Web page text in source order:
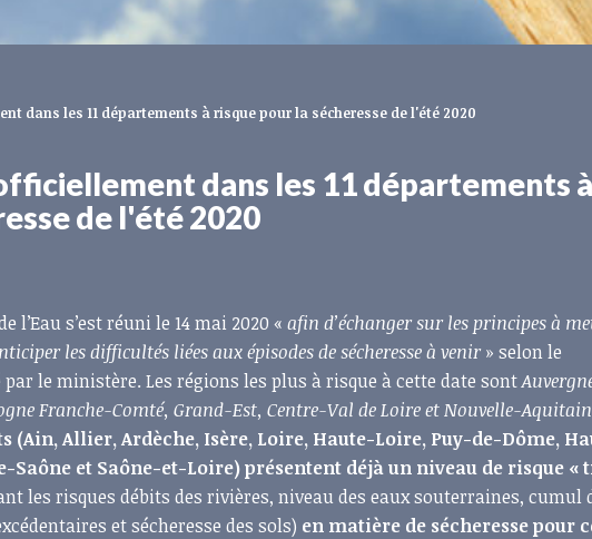
dans les 11 départements à risque pour la sécheresse de l'été 2020
dans les 11 départements à
de l'été 2020
l’Eau s’est réuni le 14 mai 2020 «afin d’échanger sur les principes à
les difficultés liées aux épisodes de sécheresse à venir» selon le
le ministère. Les régions les plus à risque à cette date sont
Franche-Comté, Grand-Est, Centre-Val de Loire et Nouvelle-
(Ain, Allier, Ardèche, Isère, Loire, Haute-Loire, Puy-de-Dôme,
Saône et Saône-et-Loire) présentent déjà un niveau de risque «
les risques débits des rivières, niveau des eaux souterraines, cumul
et sécheresse des sols) en matière de sécheresse pour